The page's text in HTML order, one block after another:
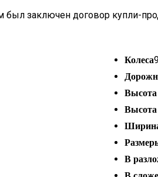
заключен договор купли-
Колеса
Высота
Высота
В